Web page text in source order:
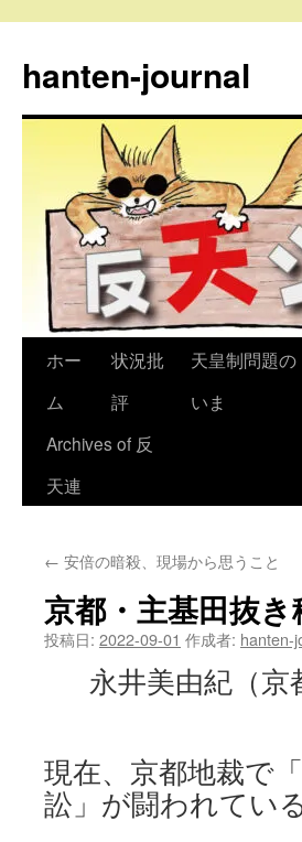
テ
ン
hanten-journal
ホー
ム
状況批
評
天皇制問題の
いま
Archives of 反
天連
← 安倍の暗殺、現場から思うこと
京都・主基田抜
投稿日: 2022-09-01 作成者: hanten-
永井美由紀（
現在、京都地裁で
訟」が闘われている